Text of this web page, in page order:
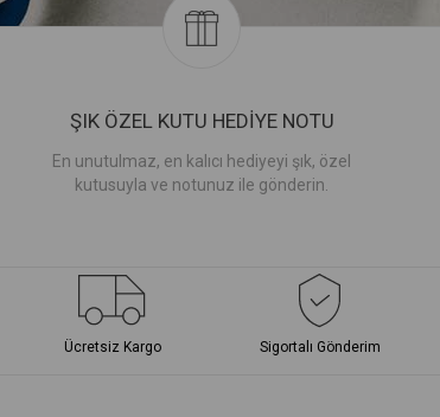
ŞIK ÖZEL KUTU HEDİYE NOTU
En unutulmaz, en kalıcı hediyeyi şık, özel
kutusuyla ve notunuz ile gönderin.
Ücretsiz Kargo Sigortalı Gönderim